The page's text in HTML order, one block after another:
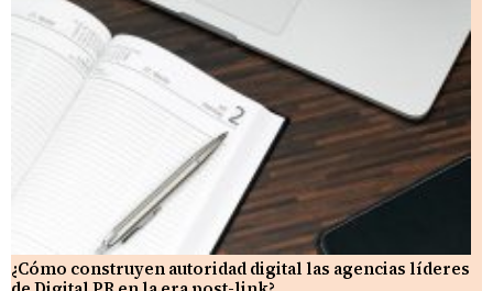
¿Cómo construyen autoridad digital las agencias líderes